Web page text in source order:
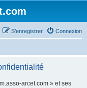
Connexion
S’enregistrer
arcet.com » et ses